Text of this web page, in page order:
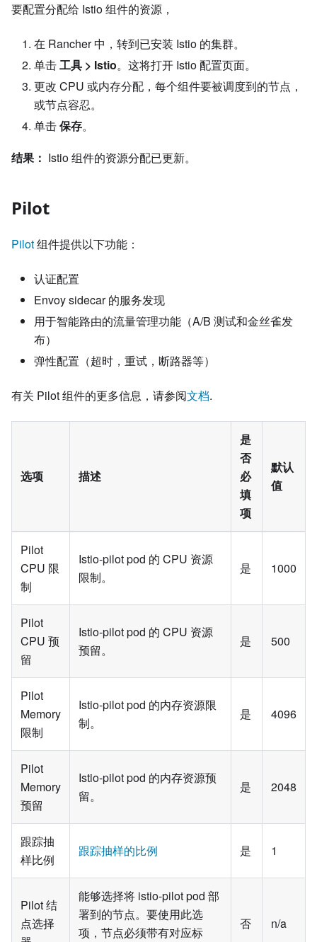
要配置分配给 Istio 组件的资源，
在 Rancher 中，转到已安装 Istio 的集群。
单击工具 > Istio。这将打开 Istio 配置页面。
更改 CPU 或内存分配，每个组件要被调度到的节点，
或节点容忍。
单击保存。
结果： Istio 组件的资源分配已更新。
Pilot
Pilot组件提供以下功能：
认证配置
Envoy sidecar 的服务发现
用于智能路由的流量管理功能（A/B 测试和金丝雀发
布）
弹性配置（超时，重试，断路器等）
有关 Pilot 组件的更多信息，请参阅文档.
选项 描述
是
否
必
填
项
默认
值
Pilot
CPU 限
制
Istio-pilot pod 的 CPU 资源
限制。
是 1000
Pilot
CPU 预
留
Istio-pilot pod 的 CPU 资源
预留。
是 500
Pilot
Memory
限制
Istio-pilot pod 的内存资源限
制。
是 4096
Pilot
Memory
预留
Istio-pilot pod 的内存资源预
留。
是 2048
跟踪抽
样比例
跟踪抽样的比例 是 1
Pilot 结
点选择
能够选择将 istio-pilot pod 部
署到的节点。要使用此选
项，节点必须带有对应标
否 n/a